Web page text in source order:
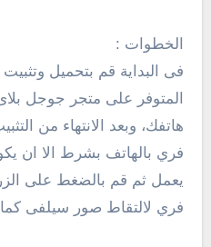
الخطوات :
المتوفر على متجر جوجل
هاتفك، وبعد الانتهاء من
فري بالهاتف بشرط الا ان
يعمل ثم قم بالضغط على
فري لالتقاط صور سيلفى